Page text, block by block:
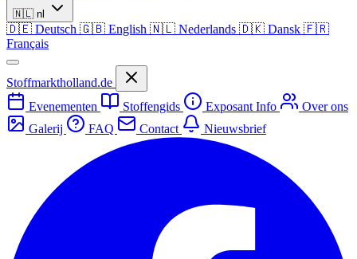
🇳🇱 nl
🇩🇪 Deutsch 🇬🇧 English 🇳🇱 Nederlands 🇩🇰 Dansk 🇫🇷
Français
Stoffmarktholland.de
Evenementen
Stoffengids Exposant Info
Over ons
Galerij
FAQ Contact Nieuwsbrief